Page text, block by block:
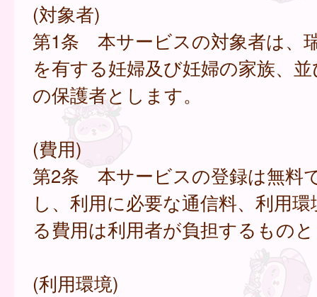
(対象者)
第1条 本サービスの対象者は、
を有する妊婦及び妊婦の家族、
の保護者とします。
(費用)
第2条 本サービスの登録は無料
し、利用に必要な通信料、利用
る費用は利用者が負担するもの
(利用環境)